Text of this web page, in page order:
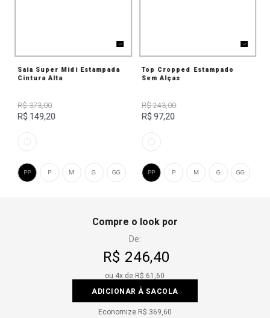
Saia Super Midi Estampada
Cintura Alta
R$ 373,00
R$ 149,20
G GG
M
P
PP
Top Cropped Estampado
Sem Alças
R$ 243,00
R$ 97,20
G GG
M
P
PP
Compre o look por
De:
R$ 246,40
ou 4x de R$ 61,60
ADICIONAR À SACOLA
Economize R$ 369,60